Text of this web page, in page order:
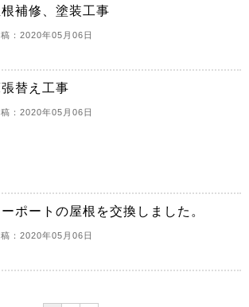
根補修、塗装工事
：2020年05月06日
張替え工事
：2020年05月06日
ーポートの屋根を交換しました。
：2020年05月06日